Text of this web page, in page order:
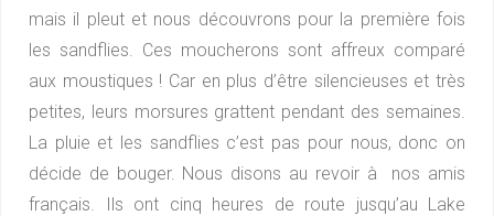
mais il pleut et nous découvrons pour la première fois
les sandflies. Ces moucherons sont affreux comparé
aux moustiques ! Car en plus d’être silencieuses et très
petites, leurs morsures grattent pendant des semaines.
La pluie et les sandflies c’est pas pour nous, donc on
décide de bouger. Nous disons au revoir à nos amis
français. Ils ont cinq heures de route jusqu’au Lake